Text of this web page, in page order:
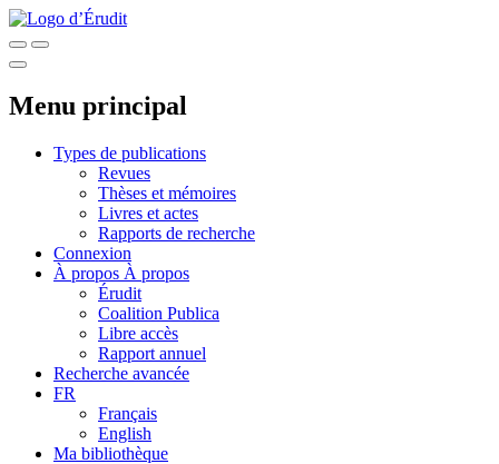
Menu principal
Types de publications
Revues
Thèses et mémoires
Livres et actes
Rapports de recherche
Connexion
À propos À propos
Érudit
Coalition Publica
Libre accès
Rapport annuel
Recherche avancée
FR
Français
English
Ma bibliothèque